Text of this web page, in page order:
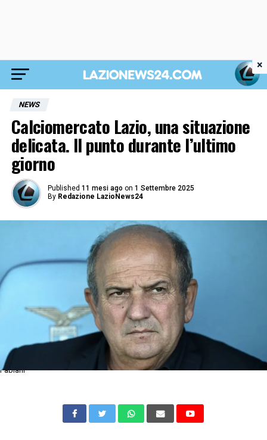
NEWS
Calciomercato Lazio, una situazione
delicata. Il punto durante l’ultimo
giorno
Published 11 mesi ago on 1 Settembre 2025
By Redazione LazioNews24
Fabiani
×